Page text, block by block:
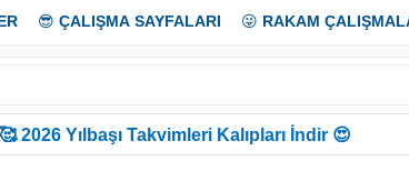
😎 ÇALIŞMA SAYFALARI 😜 RAKAM
🥰 2026 Yılbaşı Takvimleri Kalıpları İndir 😍